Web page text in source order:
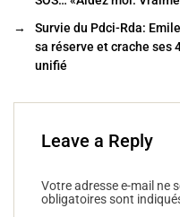
o
o
→
Survie du Pdci-Rda:
sa réserve et crache ses
unifié
Leave a Reply
Votre adresse e-mail ne
obligatoires sont